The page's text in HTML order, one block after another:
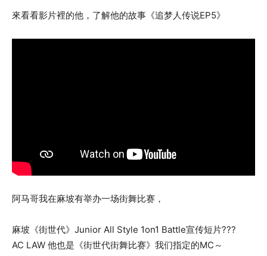
來看看影片裡的他，了解他的故事《追梦人传说EP5》
阿马哥我在麻坡有举办一场街舞比赛，
麻坡《街世代》Junior All Style 1on1 Battle宣传短片???
AC LAW 他也是《街世代街舞比赛》我们指定的MC～